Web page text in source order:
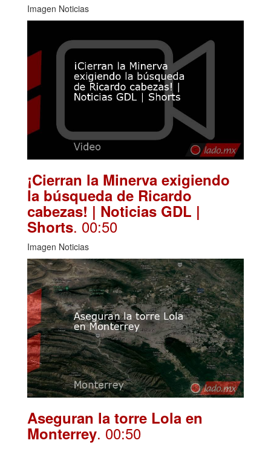
Imagen Noticias
¡Cierran la Minerva exigiendo
la búsqueda de Ricardo
cabezas! | Noticias GDL |
Shorts. 00:50
Imagen Noticias
Aseguran la torre Lola en
Monterrey. 00:50